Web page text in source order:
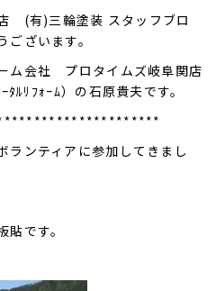
(有)三輪塗装 スタッフブロ
ざいます。
ム会社 プロタイムズ岐阜関店
ﾙﾘﾌｫｰﾑ）の石原貴夫です。
ランティアに参加してきまし
です。